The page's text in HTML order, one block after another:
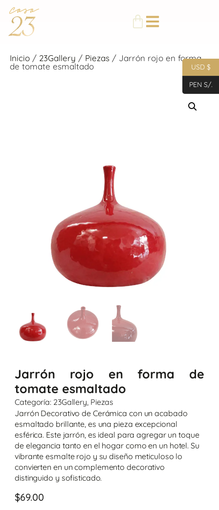
Inicio / 23Gallery / Piezas / Jarrón rojo en forma
de tomate esmaltado
Categoría: 23Gallery, Piezas
Jarrón rojo en forma de
tomate esmaltado
Jarrón Decorativo de Cerámica con un acabado
esmaltado brillante, es una pieza excepcional
esférica. Este jarrón, es ideal para agregar un toque
de elegancia tanto en el hogar como en un hotel. Su
vibrante esmalte rojo y su diseño meticuloso lo
convierten en un complemento decorativo
distinguido y sofisticado.
$69.00
USD $
PEN S/.